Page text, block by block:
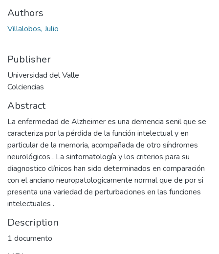
Authors
Villalobos, Julio
Publisher
Universidad del Valle
Colciencias
Abstract
La enfermedad de Alzheimer es una demencia senil que se
caracteriza por la pérdida de la función intelectual y en
particular de la memoria, acompañada de otro síndromes
neurológicos . La sintomatología y los criterios para su
diagnostico clínicos han sido determinados en comparación
con el anciano neuropatologicamente normal que de por si
presenta una variedad de perturbaciones en las funciones
intelectuales .
Description
1 documento